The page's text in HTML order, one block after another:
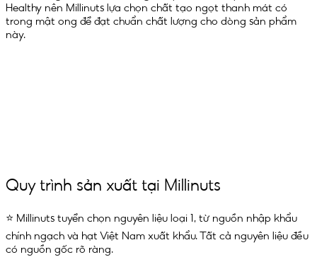
Healthy nên Millinuts lựa chọn chất tạo ngọt thanh mát có
trong mật ong để đạt chuẩn chất lượng cho dòng sản phẩm
này.
Quy trình sản xuất tại Millinuts
⭐️ Millinuts tuyển chọn nguyên liệu loại 1, từ nguồn nhập khẩu
chính ngạch và hạt Việt Nam xuất khẩu. Tất cả nguyên liệu đều
có nguồn gốc rõ ràng.